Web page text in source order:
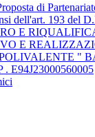
di
dell'art. 193 del
E
E
"
E94J23000560005